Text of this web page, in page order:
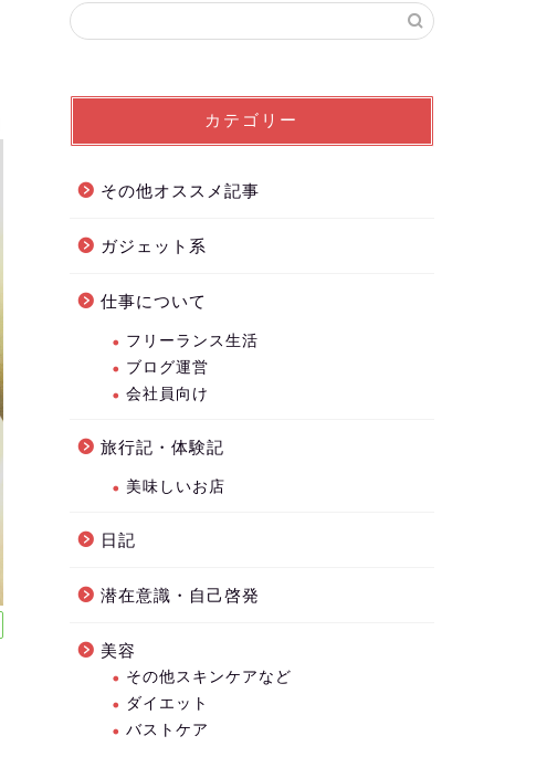
カテゴリー
その他オススメ記事
ガジェット系
仕事について
フリーランス生活
ブログ運営
会社員向け
旅行記・体験記
美味しいお店
日記
潜在意識・自己啓発
美容
その他スキンケアなど
ダイエット
バストケア